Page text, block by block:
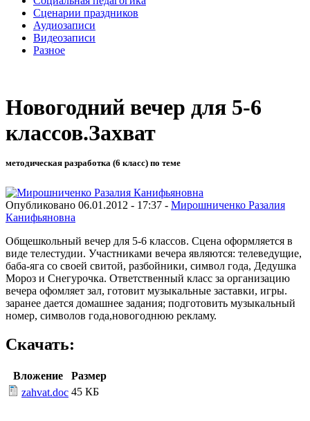
Сценарии праздников
Аудиозаписи
Видеозаписи
Разное
Новогодний вечер для 5-6
классов.Захват
методическая разработка (6 класс) по теме
Опубликовано 06.01.2012 - 17:37 - Мирошниченко Разалия
Канифьяновна
Общешкольный вечер для 5-6 классов. Сцена оформляется в
виде телестудии. Участниками вечера являются: телеведущие,
баба-яга со своей свитой, разбойники, символ года, Дедушка
Мороз и Снегурочка. Ответственный класс за организацию
вечера офомляет зал, готовит музыкальные заставки, игры.
заранее дается домашнее задания; подготовить музыкальный
номер, символов года,новогоднюю рекламу.
Скачать:
Вложение
Размер
zahvat.doc 45 КБ